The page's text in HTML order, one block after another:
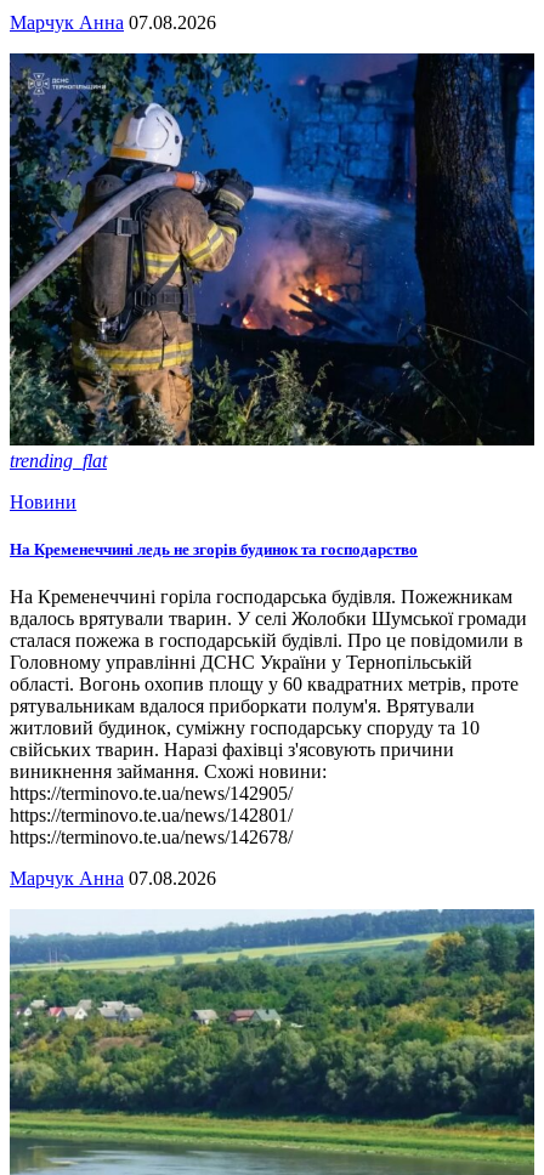
Марчук Анна 07.08.2026
trending_flat
Новини
На Кременеччині ледь не згорів будинок та господарство
На Кременеччині горіла господарська будівля. Пожежникам
вдалось врятували тварин. У селі Жолобки Шумської громади
сталася пожежа в господарській будівлі. Про це повідомили в
Головному управлінні ДСНС України у Тернопільській
області. Вогонь охопив площу у 60 квадратних метрів, проте
рятувальникам вдалося приборкати полум'я. Врятували
житловий будинок, суміжну господарську споруду та 10
свійських тварин. Наразі фахівці з'ясовують причини
виникнення займання. Схожі новини:
https://terminovo.te.ua/news/142905/
https://terminovo.te.ua/news/142801/
https://terminovo.te.ua/news/142678/
Марчук Анна 07.08.2026